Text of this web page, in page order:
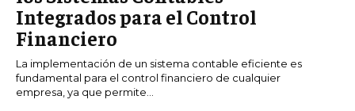
Integrados para el Control
Financiero
La implementación de un sistema contable eficiente es
fundamental para el control financiero de cualquier
empresa, ya que permite...